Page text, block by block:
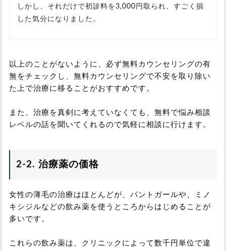
しかし、それだけで初診料を3,000円取られ、すごく損
した気分になりました。
以上のことがないように、必ず無料カウンセリングの有
無をチェックし、無料カウンセリングで不安を取り除い
た上で治療に移ることがおすすめです。
また、治療を真剣に考えていなくても、無料で悩み相談
レベルの話を聞いてくれるので気軽に相談に行けます。
2-2. 治療薬の価格
女性の薄毛の治療はほとんどが、パントガールや、ミノ
キシジルなどの飲み薬を使うところからはじめることが
多いです。
これらの飲み薬は、クリニックによって数千円単位で違